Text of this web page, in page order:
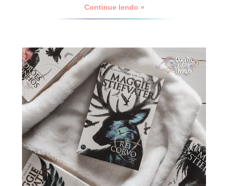
Continue lendo »